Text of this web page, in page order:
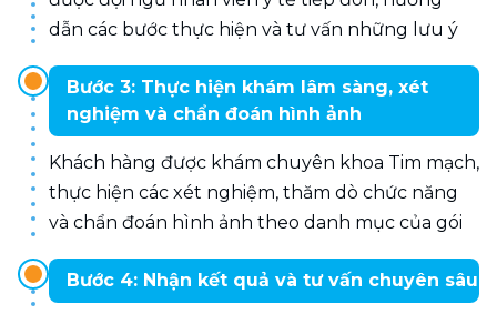
dẫn các bước thực hiện và tư vấn những lưu ý
Bước 3: Thực hiện khám lâm sàng, xét
nghiệm và chẩn đoán hình ảnh
Khách hàng được khám chuyên khoa Tim mạch,
thực hiện các xét nghiệm, thăm dò chức năng
và chẩn đoán hình ảnh theo danh mục của gói
siêu âm tim, siêu âm động mạch cảnh, đo chỉ số
Bước 4: Nhận kết quả và tư vấn chuyên sâu